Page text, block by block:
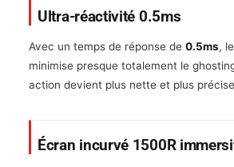
Ultra-réactivité 0.5ms
Avec un temps de réponse de 0.5ms,
minimise presque totalement le
action devient plus nette et plus
Écran incurvé 1500R